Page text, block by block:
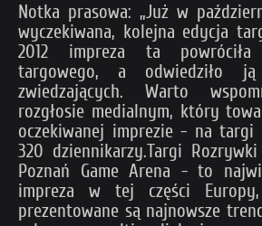
Notka prasowa: „Już w
wyczekiwana, kolejna edycja
2012 impreza ta
targowego, a odwiedziło
zwiedzających. Warto
rozgłosie medialnym, który
oczekiwanej imprezie - na targi
320 dziennikarzy.Targi
Poznań Game Arena - to
impreza w tej części
prezentowane są najnowsze